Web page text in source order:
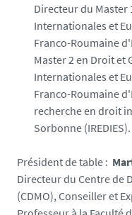
Directeur du Master
Internationales et
Franco-Roumaine
Master 2 en Droit et
Internationales et
Franco-Roumaine
recherche en droit
Sorbonne (IREDIES).
Président de table :
Directeur du Centre de
(CDMO), Conseiller et